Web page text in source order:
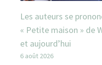
Les auteurs se
« Petite maison » de
et aujourd’hui
6 août 2026